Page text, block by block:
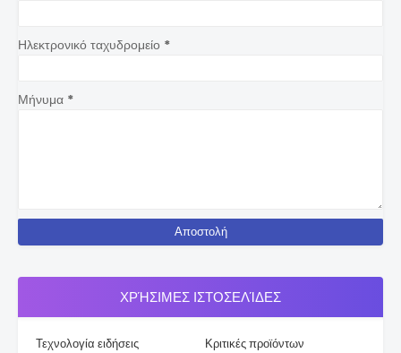
Ηλεκτρονικό ταχυδρομείο *
Μήνυμα *
ΧΡΉΣΙΜΕΣ ΙΣΤΟΣΕΛΊΔΕΣ
Τεχνολογία ειδήσεις
Κριτικές προϊόντων